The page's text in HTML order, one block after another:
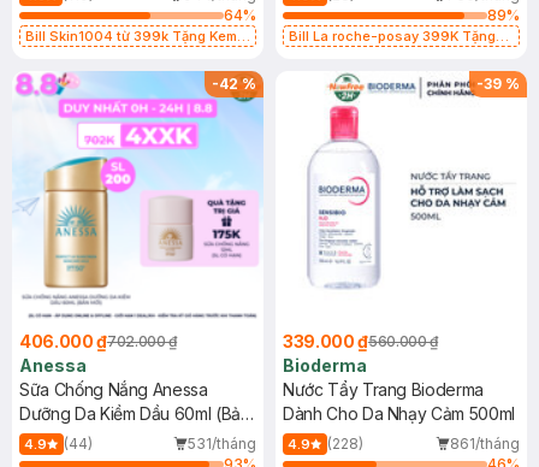
64%
Bill Skin1004 từ 399k Tặng Kem
SPF 50+ 20ml (SL Có Hạn)
89%
Bill La roche-posay 399K Tặng
(SL có hạn)
-42%
406.000 ₫702.000 ₫
Anessa
Sữa Chống Nắng Anessa
Dưỡng Da Kiềm Dầu 60ml (Bản
Mới)
4.9 (44)
531/tháng
-39 %
339.000 ₫560.000 ₫
Bioderma
Nước Tẩy Trang Bioderma
Dành Cho Da Nhạy Cảm 500ml
4.9 (228)
861/tháng